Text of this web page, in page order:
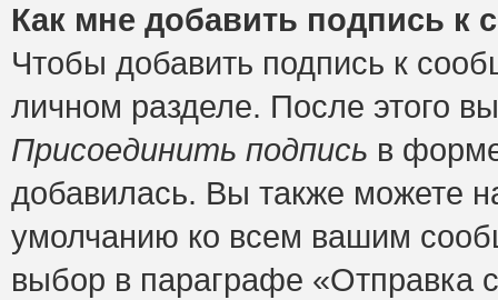
Как мне добавить подпись к
Чтобы добавить подпись к
личном разделе. После этого
Присоединить подпись в
добавилась. Вы также можете
умолчанию ко всем вашим
выбор в параграфе «Отправка